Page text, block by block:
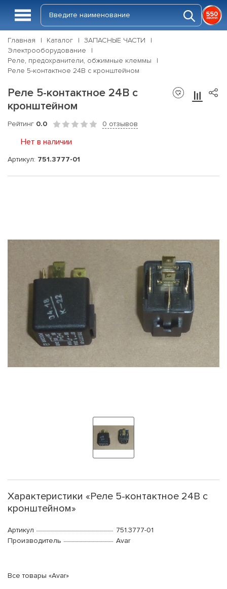
Главная Каталог
ЗАПАСНЫЕ ЧАСТИ
Электрооборудование
Реле, предохранители, обжимные клеммы
Реле 5-контактное 24В с кронштейном
Реле 5-контактное 24В с
кронштейном
Рейтинг 0.0 0 отзывов
Нет в наличии
Артикул: 751.3777-01
Характеристики «Реле 5-контактное 24В с
кронштейном»
Артикул
751.3777-01
Производитель
Avar
Все товары «Avar»